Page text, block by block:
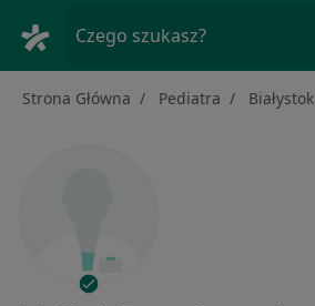
Czego szukasz?
Strona Główna Pediatra Białystok